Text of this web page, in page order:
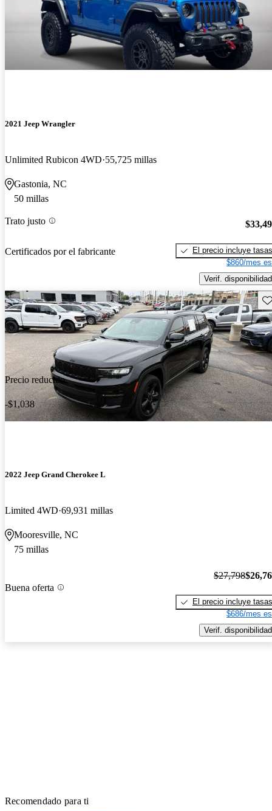
2021 Jeep Wrangler
Unlimited Rubicon 4WD 55,725 millas
Gastonia, NC
50 millas
Trato justo
Certificados por el fabricante
El precio incluye tasas
$860/mes
Verif. disponibilidad
Precio reducido
-$1,038
2022 Jeep Grand Cherokee L
Limited 4WD 69,931 millas
Mooresville, NC
75 millas
Buena oferta
$27,798
El precio incluye tasas
$686/mes
Verif. disponibilidad
Recomendado para ti